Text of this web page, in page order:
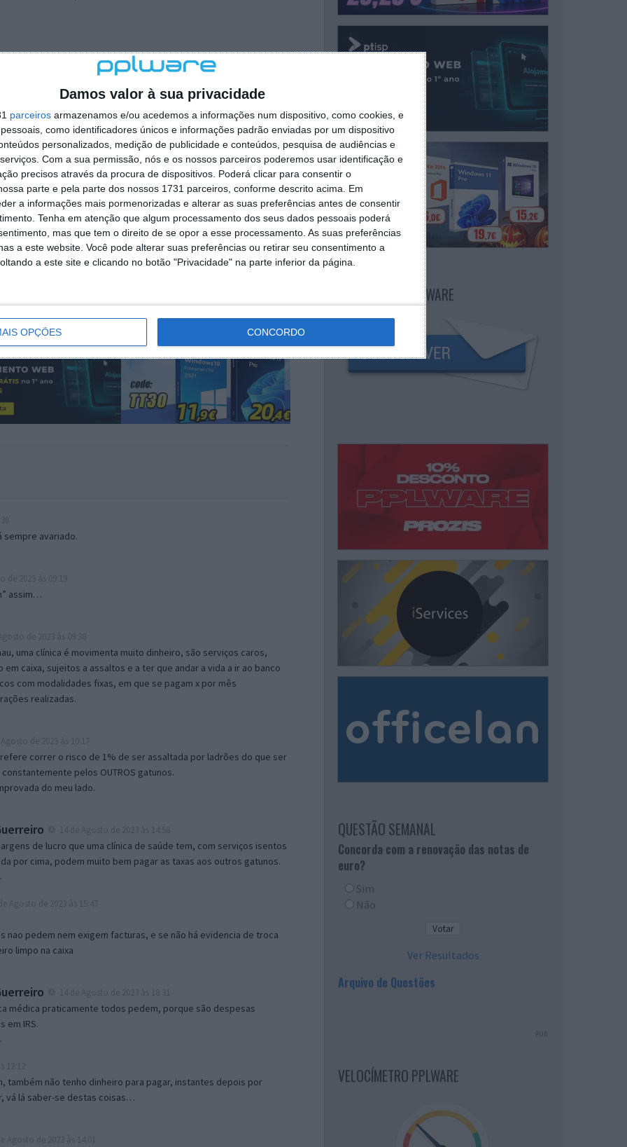
Damos valor à sua privacidade
parceiros armazenamos e/ou acedemos a informações num dispositivo, como cookies, e
como identificadores únicos e informações padrão enviadas por um dispositivo
personalizados, medição de publicidade e conteúdos, pesquisa de audiências e
Com a sua permissão, nós e os nossos parceiros poderemos usar identificação e
precisos através da procura de dispositivos. Poderá clicar para consentir o
parte e pela parte dos nossos 1731 parceiros, conforme descrito acima. Em
a informações mais pormenorizadas e alterar as suas preferências antes de consentir
Tenha em atenção que algum processamento dos seus dados pessoais poderá
mas que tem o direito de se opor a esse processamento. As suas preferências
a este website. Você pode alterar suas preferências ou retirar seu consentimento a
a este site e clicando no botão "Privacidade" na parte inferior da página.
OPÇÕES CONCORDO
artigo tem mais de um ano
no Google Notícias
Autor:Pedro Pinto
PRÓXIMO ARTIGO
Dica: Ative esta opção no Android para melhorar
o áudio do smartphone
sempre avariado.
assim…
uma clínica é movimenta muito dinheiro, são serviços caros,
caixa, sujeitos a assaltos e a ter que andar a vida a ir ao banco
com modalidades fixas, em que se pagam x por mês
realizadas.
correr o risco de 1% de ser assaltada por ladrões do que ser
pelos OUTROS gatunos.
do meu lado.
de lucro que uma clínica de saúde tem, com serviços isentos
por cima, podem muito bem pagar as taxas aos outros gatunos.
nao pedem nem exigem facturas, e se não há evidencia de troca
limpo na caixa
médica praticamente todos pedem, porque são despesas
em IRS.
também não tenho dinheiro para pagar, instantes depois por
vá lá saber-se destas coisas…
NEWSLETTER PPLWARE
QUESTÃO SEMANAL
Concorda com a renovação das notas de
euro?
Sim
Não
Ver Resultados
Arquivo de Questões
PUB
VELOCÍMETRO PPLWARE